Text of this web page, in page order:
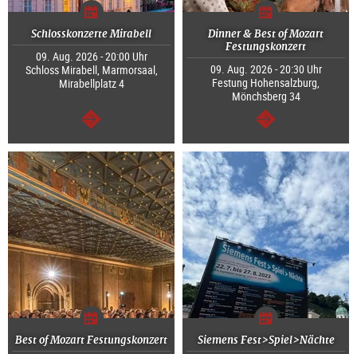
Schlosskonzerte Mirabell
09. Aug. 2026 - 20:00 Uhr
Schloss Mirabell, Marmorsaal,
Mirabellplatz 4
weiter
Dinner & Best of Mozart
Festungskonzert
09. Aug. 2026 - 20:30 Uhr
Festung Hohensalzburg,
Mönchsberg 34
weiter
Best of Mozart Festungskonzert Siemens Fest>Spiel>Nächte